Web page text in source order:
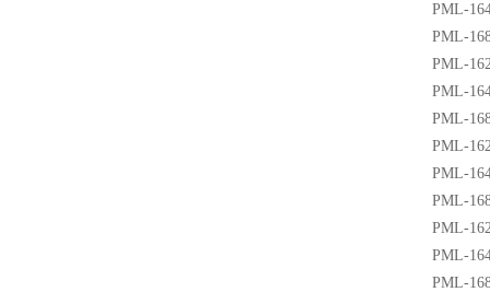
PML-
PML-
PML-
PML-
PML-
PML-
PML-
PML-
PML-
PML-
PML-